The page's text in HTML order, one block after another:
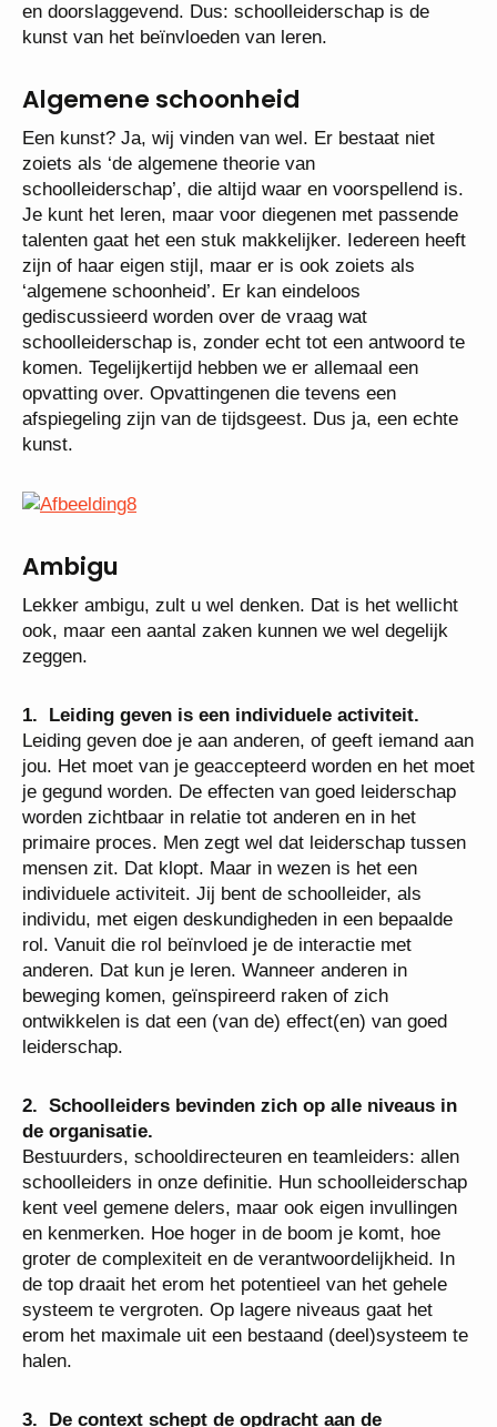
en doorslaggevend. Dus: schoolleiderschap is de
kunst van het beïnvloeden van leren.
Algemene schoonheid
Een kunst? Ja, wij vinden van wel. Er bestaat niet
zoiets als ‘de algemene theorie van
schoolleiderschap’, die altijd waar en voorspellend is.
Je kunt het leren, maar voor diegenen met passende
talenten gaat het een stuk makkelijker. Iedereen heeft
zijn of haar eigen stijl, maar er is ook zoiets als
‘algemene schoonheid’. Er kan eindeloos
gediscussieerd worden over de vraag wat
schoolleiderschap is, zonder echt tot een antwoord te
komen. Tegelijkertijd hebben we er allemaal een
opvatting over. Opvattingenen die tevens een
afspiegeling zijn van de tijdsgeest. Dus ja, een echte
kunst.
Ambigu
Lekker ambigu, zult u wel denken. Dat is het wellicht
ook, maar een aantal zaken kunnen we wel degelijk
zeggen.
1. Leiding geven is een individuele activiteit.
Leiding geven doe je aan anderen, of geeft iemand aan
jou. Het moet van je geaccepteerd worden en het moet
je gegund worden. De effecten van goed leiderschap
worden zichtbaar in relatie tot anderen en in het
primaire proces. Men zegt wel dat leiderschap tussen
mensen zit. Dat klopt. Maar in wezen is het een
individuele activiteit. Jij bent de schoolleider, als
individu, met eigen deskundigheden in een bepaalde
rol. Vanuit die rol beïnvloed je de interactie met
anderen. Dat kun je leren. Wanneer anderen in
beweging komen, geïnspireerd raken of zich
ontwikkelen is dat een (van de) effect(en) van goed
leiderschap.
2. Schoolleiders bevinden zich op alle niveaus in
de organisatie.
Bestuurders, schooldirecteuren en teamleiders: allen
schoolleiders in onze definitie. Hun schoolleiderschap
kent veel gemene delers, maar ook eigen invullingen
en kenmerken. Hoe hoger in de boom je komt, hoe
groter de complexiteit en de verantwoordelijkheid. In
de top draait het erom het potentieel van het gehele
systeem te vergroten. Op lagere niveaus gaat het
erom het maximale uit een bestaand (deel)systeem te
halen.
3. De context schept de opdracht aan de